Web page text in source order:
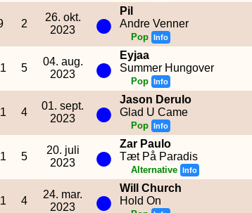
2
26. okt.
2023
●
Pil
Andre Venner
Pop Info
5
04. aug.
2023
●
Eyjaa
Summer Hungover
Pop Info
4
01. sept.
2023
●
Jason Derulo
Glad U Came
Pop Info
5
20. juli
2023
●
Zar Paulo
Tæt På Paradis
Alternative Info
4
24. mar.
2023
●
Will Church
Hold On